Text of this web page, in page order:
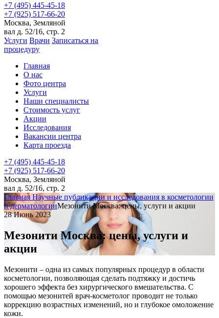
+7 (495) 445-45-18
+7 (925) 517-66-20
Москва, Земляной
вал д. 52/16, стр. 2
Услуги Врачи Записаться на
процедуру
Главная
О нас
Фото центра
Услуги
Наши специалисты
Стоимость услуг
Акции
Исследования
Вакансии центра
Карта проезда
+7 (495) 445-45-18
+7 (925) 517-66-20
Москва, Земляной
вал д. 52/16, стр. 2
Главная Научные публикации и исследования в косметологии
и дерматологииМезонити Москва: цены, услуги и акции
28 Июнь 2023
Мезонити Москва: цены, услуги и
акции
Мезонити – одна из самых популярных процедур в области
косметологии, позволяющая сделать подтяжку и достичь
хорошего эффекта без хирургического вмешательства. С
помощью мезонитей врач-косметолог проводит не только
коррекцию возрастных изменений, но и глубокое омоложение
кожи.